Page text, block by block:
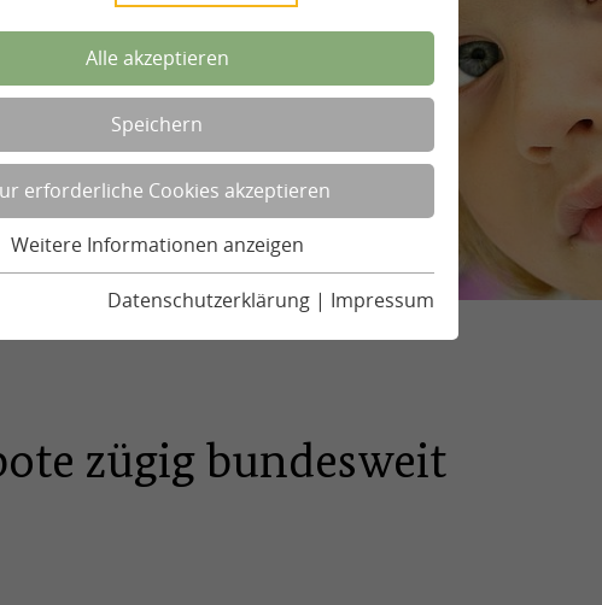
Alle akzeptieren
Speichern
erforderliche Cookies akzeptieren
Weitere Informationen anzeigen
Datenschutzerklärung | Impressum
zügig bundesweit